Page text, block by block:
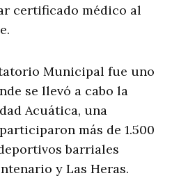
certificado médico al
Municipal fue uno
se llevó a cabo la
Acuática, una
más de 1.500
barriales
y Las Heras.